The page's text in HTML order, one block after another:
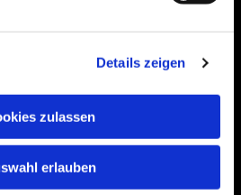
Details zeigen
zulassen
erlauben
Marketing-Cookies,
cookies